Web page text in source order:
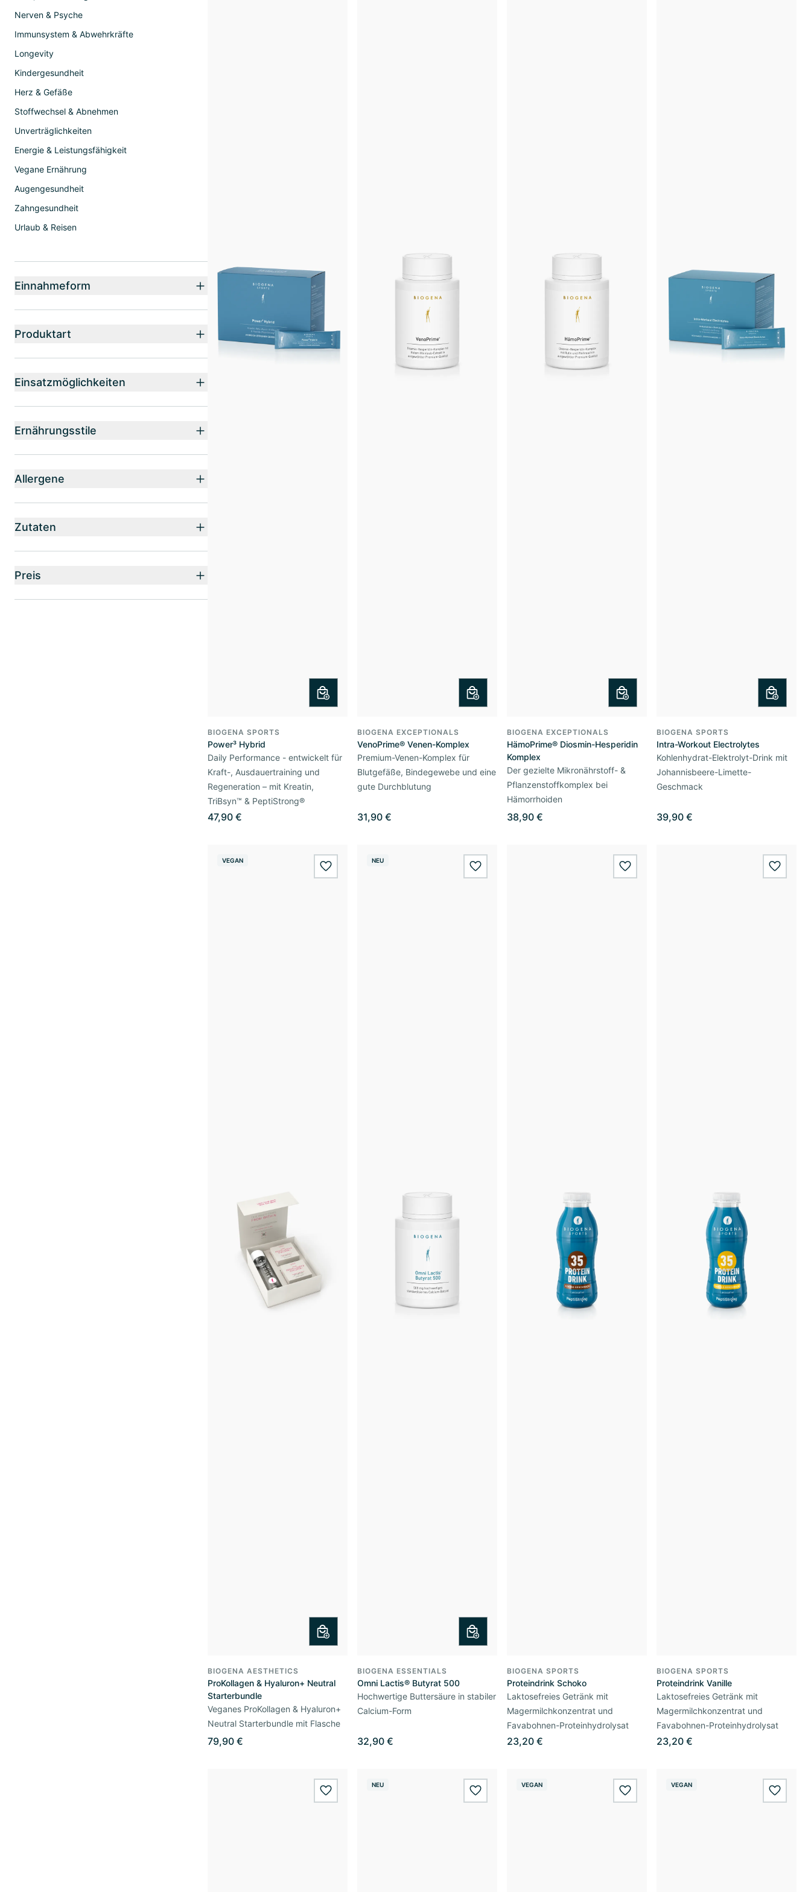
BIOGENA SPORTS
Power³ Hybrid
Daily Performance - entwickelt für
Kraft-, Ausdauertraining und
Regeneration – mit Kreatin,
TriBsyn™ & PeptiStrong®
47,90 €
BIOGENA EXCEPTIONALS
VenoPrime® Venen-Komplex
Premium-Venen-Komplex für
Blutgefäße, Bindegewebe und eine
gute Durchblutung
31,90 €
BIOGENA EXCEPTIONALS
HämoPrime® Diosmin-Hesperidin
Komplex
Der gezielte Mikronährstoff- &
Pflanzenstoffkomplex bei
Hämorrhoiden
38,90 €
BIOGENA SPORTS
Intra-Workout Electrolytes
Kohlenhydrat-Elektrolyt-Drink mit
Johannisbeere-Limette-
Geschmack
39,90 €
VEGAN
wishlist.add
BIOGENA AESTHETICS
ProKollagen & Hyaluron+ Neutral
Starterbundle
Veganes ProKollagen & Hyaluron+
Neutral Starterbundle mit Flasche
79,90 €
NEU
wishlist.add
BIOGENA ESSENTIALS
Omni Lactis® Butyrat 500
Hochwertige Buttersäure in stabiler
Calcium-Form
32,90 €
wishlist.add
BIOGENA SPORTS
Proteindrink Schoko
Laktosefreies Getränk mit
Magermilchkonzentrat und
Favabohnen-Proteinhydrolysat
23,20 €
BIOGENA SPORTS
Proteindrink Vanille
Laktosefreies Getränk mit
Magermilchkonzentrat und
Favabohnen-Proteinhydrolysat
23,20 €
wishlist.add
NEU
wishlist.add
VEGAN
wishlist.add
VEGAN
Nerven & Psyche
Immunsystem & Abwehrkräfte
Longevity
Kindergesundheit
Herz & Gefäße
Stoffwechsel & Abnehmen
Unverträglichkeiten
Energie & Leistungsfähigkeit
Vegane Ernährung
Augengesundheit
Zahngesundheit
Urlaub & Reisen
Einnahmeform
Produktart
Einsatzmöglichkeiten
Ernährungsstile
Allergene
Zutaten
Preis